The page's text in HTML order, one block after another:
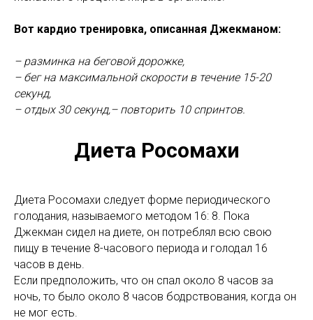
Вот кардио тренировка, описанная Джекманом:
– разминка на беговой дорожке,
– бег на максимальной скорости в течение 15-20
секунд,
– отдых 30 секунд,– повторить 10 спринтов.
Диета Росомахи
Диета Росомахи следует форме периодического
голодания, называемого методом 16: 8. Пока
Джекман сидел на диете, он потреблял всю свою
пищу в течение 8-часового периода и голодал 16
часов в день.
Если предположить, что он спал около 8 часов за
ночь, то было около 8 часов бодрствования, когда он
не мог есть.